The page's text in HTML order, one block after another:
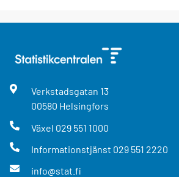
Verkstadsgatan 13
00580 Helsingfors
Växel 029 551 1000
Informationstjänst 029 551 2220
info@stat.fi